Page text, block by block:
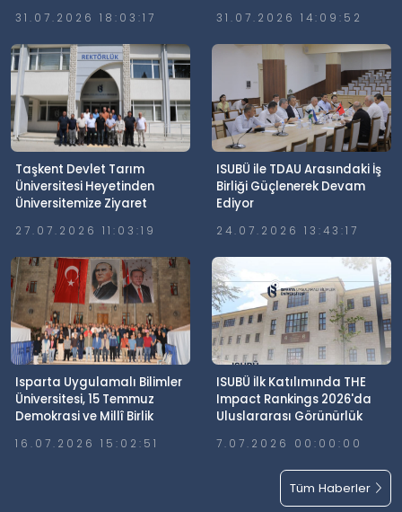
Gerçekleştirildi
31.07.2026 18:03:17 31.07.2026 14:09:52
Taşkent Devlet Tarım
Üniversitesi Heyetinden
Üniversitemize Ziyaret
27.07.2026 11:03:19
ISUBÜ ile TDAU Arasındaki İş
Birliği Güçlenerek Devam
Ediyor
24.07.2026 13:43:17
Isparta Uygulamalı Bilimler
Üniversitesi, 15 Temmuz
Demokrasi ve Millî Birlik
16.07.2026 15:02:51
ISUBÜ İlk Katılımında THE
Impact Rankings 2026'da
Uluslararası Görünürlük
7.07.2026 00:00:00
Tüm Haberler